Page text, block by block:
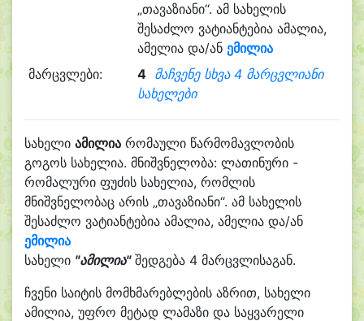
„თავაზიანი“. ამ სახელის
შესაძლო ვატიანტებია ამალია,
ამელია და/ან ემილია
მარცვლები:
4 მაჩვენე სხვა 4 მარცვლიანი
სახელები
სახელი ამილია რომაული წარმომავლობის
გოგოს სახელია. მნიშვნელობა: ლათინური -
რომალური ფუძის სახელია, რომლის
მნიშვნელობაც არის „თავაზიანი“. ამ სახელის
შესაძლო ვატიანტებია ამალია, ამელია და/ან
ემილია
სახელი "ამილია"შედგება 4 მარცვლისაგან.
ჩვენი საიტის მომხმარებლების აზრით, სახელი
ამილია, უფრო მეტად ლამაზი და საყვარელი